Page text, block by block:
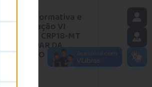
Jornada Formativa e
de Integração VI
PLENÁRIO CRP18-MT
“PRA CUIDAR DA
PROFISSÃO EM MATO